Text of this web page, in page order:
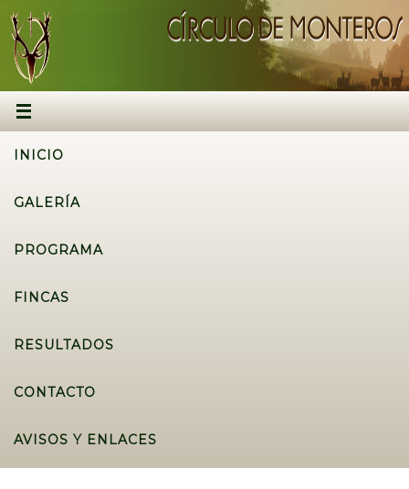
INICIO
GALERÍA
PROGRAMA
FINCAS
RESULTADOS
CONTACTO
AVISOS Y ENLACES